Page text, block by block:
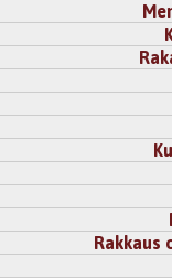
elämää
Nimessun
monissa
enemmän kuin
Rakkaus